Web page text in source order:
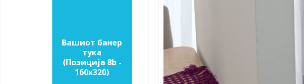
Вашиот банер
тука
(Позиција 8b -
160х320)